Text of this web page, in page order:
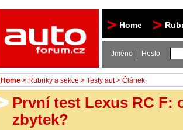
Home
Jméno | Heslo
Home > Rubriky a sekce > Testy aut> Článek
První test Lexus RC F:
zbytek?